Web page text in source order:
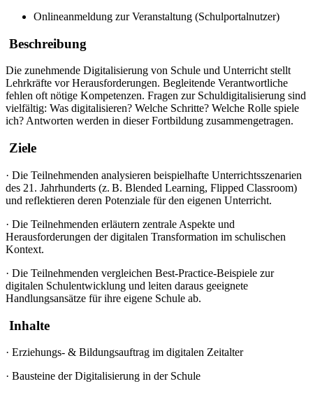
Onlineanmeldung zur Veranstaltung (Schulportalnutzer)
Beschreibung
Die zunehmende Digitalisierung von Schule und Unterricht stellt
Lehrkräfte vor Herausforderungen. Begleitende Verantwortliche
fehlen oft nötige Kompetenzen. Fragen zur Schuldigitalisierung sind
vielfältig: Was digitalisieren? Welche Schritte? Welche Rolle spiele
ich? Antworten werden in dieser Fortbildung zusammengetragen.
Ziele
· Die Teilnehmenden analysieren beispielhafte Unterrichtsszenarien
des 21. Jahrhunderts (z. B. Blended Learning, Flipped Classroom)
und reflektieren deren Potenziale für den eigenen Unterricht.
· Die Teilnehmenden erläutern zentrale Aspekte und
Herausforderungen der digitalen Transformation im schulischen
Kontext.
· Die Teilnehmenden vergleichen Best-Practice-Beispiele zur
digitalen Schulentwicklung und leiten daraus geeignete
Handlungsansätze für ihre eigene Schule ab.
Inhalte
· Erziehungs- & Bildungsauftrag im digitalen Zeitalter
· Bausteine der Digitalisierung in der Schule